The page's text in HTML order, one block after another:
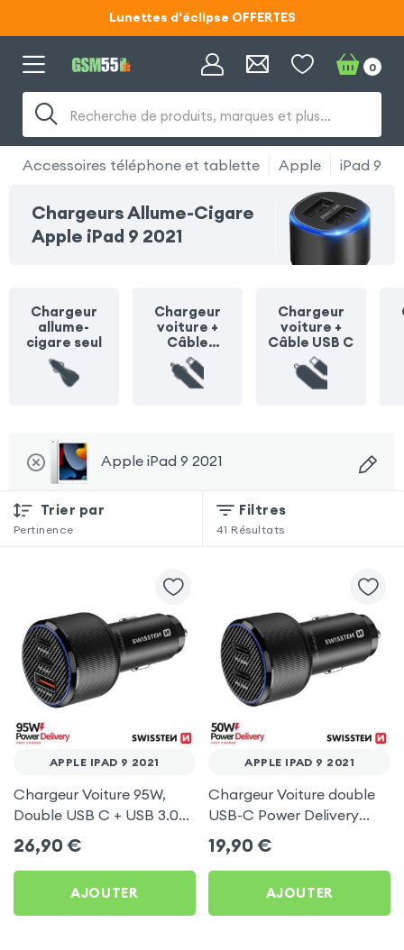
Lunettes d'éclipse OFFERTES
Code ECLIPSE55
Code ECLIPSE55
Recherche de produits, marques et plus…
0
Accessoires téléphone et tablette Apple iPad 9
Chargeurs Allume-Cigare
Apple iPad 9 2021
Chargeur
allume-
cigare seul
Chargeur
voiture +
Câble
Lightning
Chargeur
voiture +
Câble USB C
Apple iPad 9 2021
Trier par
Pertinence
Filtres
41 Résultats
APPLE IPAD 9 2021
Chargeur Voiture 95W,
Double USB C + USB 3.0
pour Apple iPad 9 2021
26,90 €
AJOUTER
APPLE IPAD 9 2021
Chargeur Voiture double
USB-C Power Delivery
50W - Swissten pour
Apple iPad 9 2021
19,90 €
AJOUTER